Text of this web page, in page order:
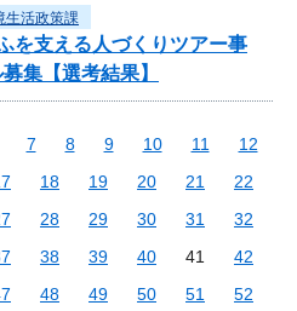
生活政策課
を支える人づくりツアー事
集【選考結果】
7 8 9 10 11
12
18 19 20 21
22
28 29 30 31
32
38 39 40 41
42
48 49 50 51
52